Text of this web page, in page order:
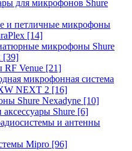
для микрофонов Shure
и петличные микрофоны
[14]
микрофоны Shure
[39]
RF Venue [21]
микрофонная система
NEXT 2 [16]
Shure Nexadyne [10]
Shure [6]
и антенны
Mipro [96]